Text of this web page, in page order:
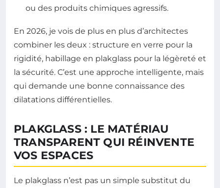
ou des produits chimiques agressifs.
En 2026, je vois de plus en plus d’architectes
combiner les deux : structure en verre pour la
rigidité, habillage en plakglass pour la légèreté et
la sécurité. C’est une approche intelligente, mais
qui demande une bonne connaissance des
dilatations différentielles.
PLAKGLASS : LE MATÉRIAU
TRANSPARENT QUI RÉINVENTE
VOS ESPACES
Le plakglass n’est pas un simple substitut du